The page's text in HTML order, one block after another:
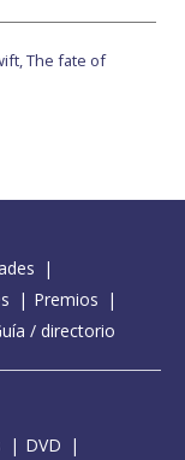
The fate of
Premios
/ directorio
DVD